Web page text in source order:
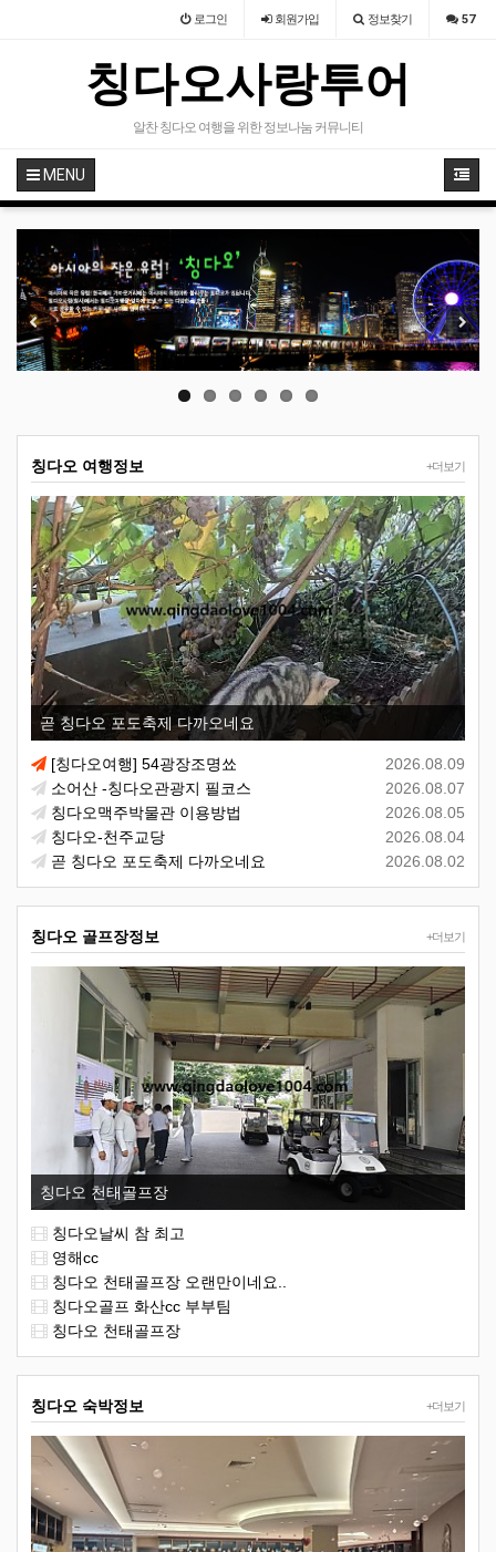
로그인 회원가입 정보찾기 57
칭다오사랑투어
알찬 칭다오 여행을 위한 정보나눔 커뮤니티
MENU
Previous
+더보기
칭다오 여행정보
곧 칭다오 포도축제 다까오네요
2026.08.09
[칭다오여행] 54광장조명쑈
2026.08.07
소어산 -칭다오관광지 필코스
2026.08.05
칭다오맥주박물관 이용방법
2026.08.04
칭다오-천주교당
2026.08.02
곧 칭다오 포도축제 다까오네요
+더보기
칭다오 골프장정보
칭다오 천태골프장
칭다오날씨 참 최고
영해cc
칭다오 천태골프장 오랜만이네요..
칭다오골프 화산cc 부부팀
칭다오 천태골프장
+더보기
칭다오 숙박정보